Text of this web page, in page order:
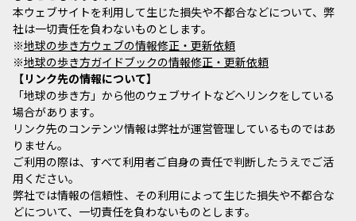
本ウェブサイトを利用して生じた損失や不都合などについて、弊
社は一切責任を負わないものとします。
※地球の歩き方ウェブの情報修正・更新依頼
※地球の歩き方ガイドブックの情報修正・更新依頼
リンク先の情報について
「地球の歩き方」から他のウェブサイトなどへリンクをしている
場合があります。
リンク先のコンテンツ情報は弊社が運営管理しているものではあ
りません。
ご利用の際は、すべて利用者ご自身の責任で判断したうえでご活
用ください。
弊社では情報の信頼性、その利用によって生じた損失や不都合な
どについて、一切責任を負わないものとします。